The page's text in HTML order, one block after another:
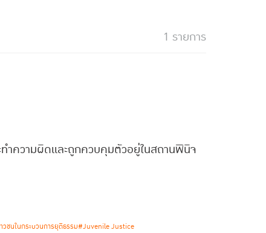
1 รายการ
ทำความผิดและถูกควบคุมตัวอยู่ในสถานพินิจ
วชนในกระบวนการยุติธรรม#Juvenile Justice